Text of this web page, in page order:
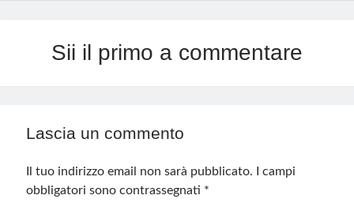
Sii il primo a commentare
Lascia un commento
Il tuo indirizzo email non sarà pubblicato.
I campi
obbligatori sono contrassegnati *